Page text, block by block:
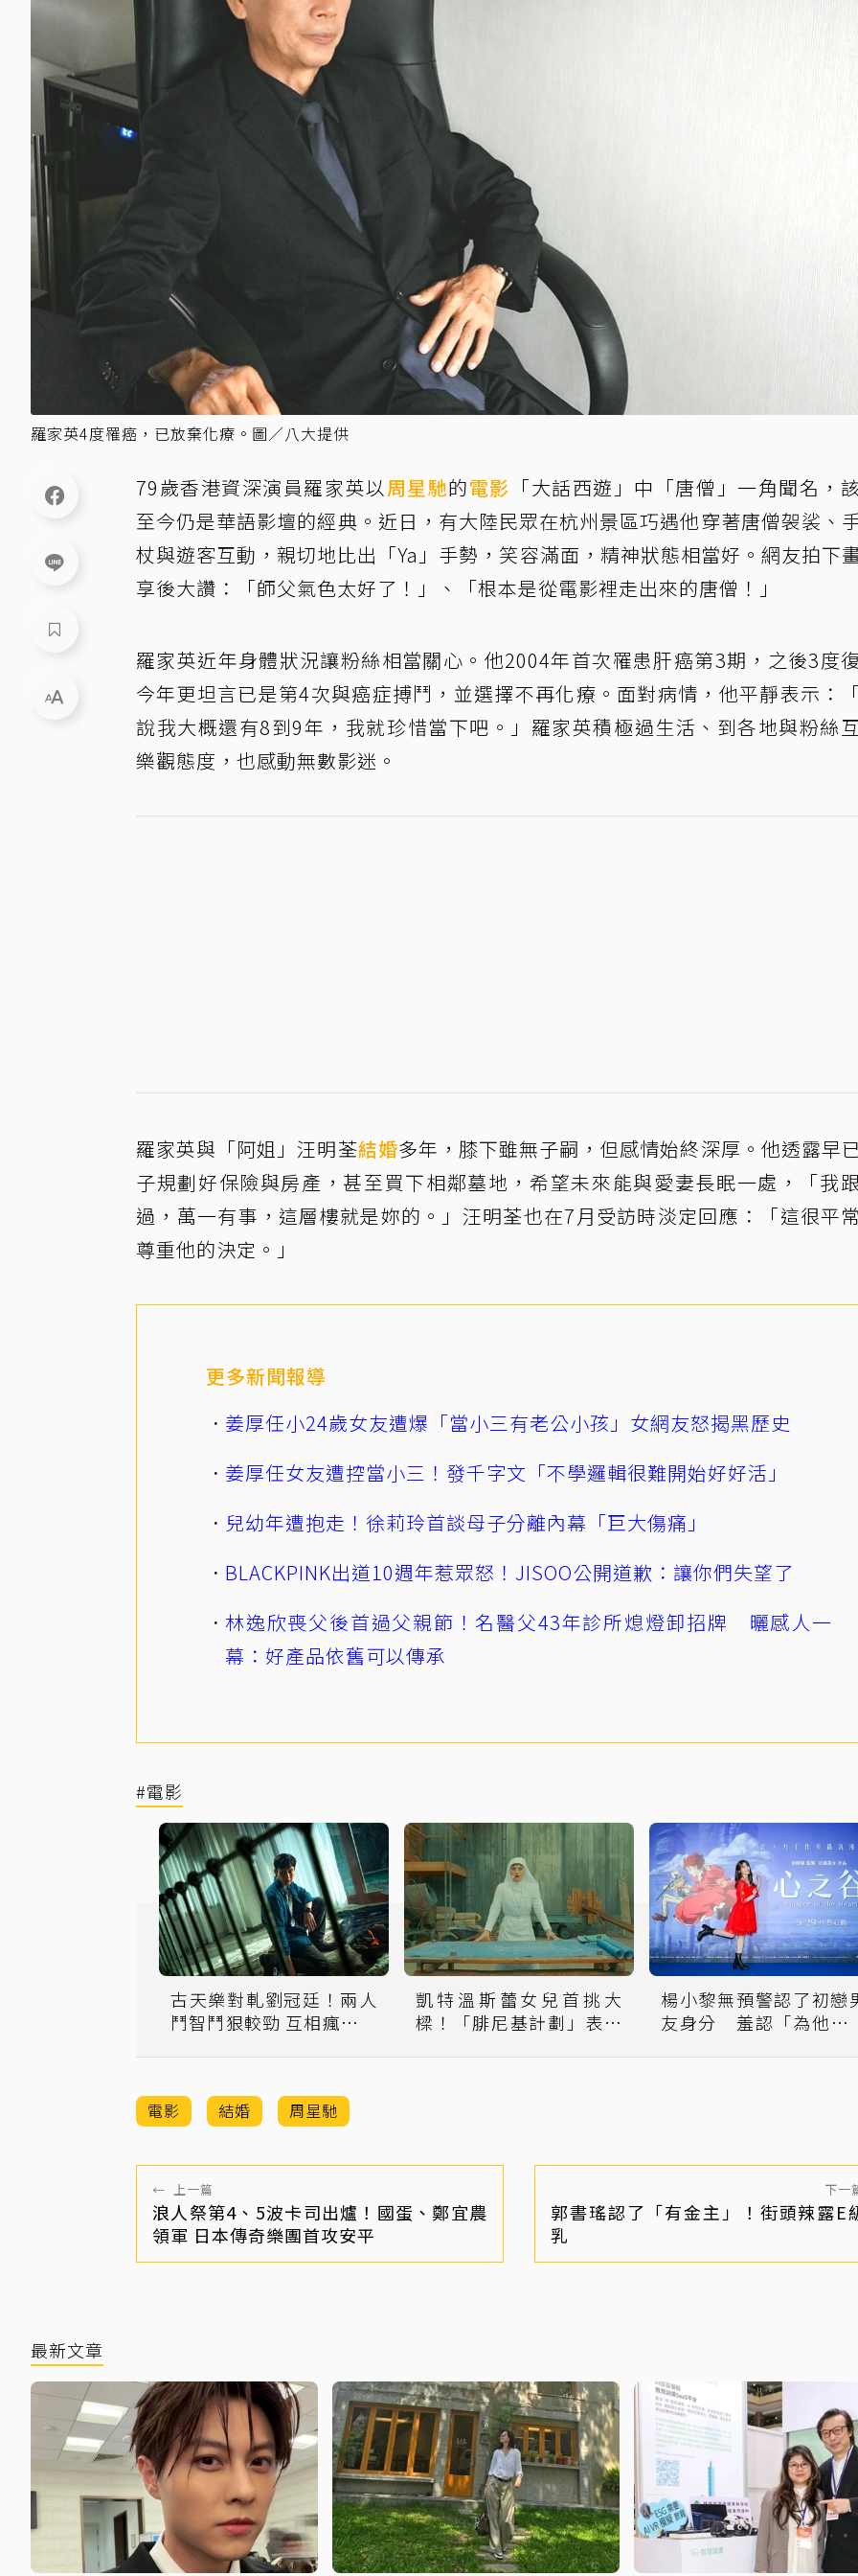
羅家英4度罹癌，已放棄化療。圖／八大提供
79歲香港資深演員羅家英以周星馳的電影 「大話西遊」中「唐僧」一角聞名，
至今仍是華語影壇的經典。近日，有大陸民眾在杭州景區巧遇他穿著唐僧袈裟、
杖與遊客互動，親切地比出「Ya」手勢，笑容滿面，精神狀態相當好。網友拍下
享後大讚：「師父氣色太好了！」、「根本是從電影裡走出來的唐僧！」
羅家英近年身體狀況讓粉絲相當關心。他2004年首次罹患肝癌第3期，之後3度
今年更坦言已是第4次與癌症搏鬥，並選擇不再化療。面對病情，他平靜表示：
說我大概還有8到9年，我就珍惜當下吧。」羅家英積極過生活、到各地與粉絲
樂觀態度，也感動無數影迷。
羅家英與「阿姐」汪明荃結婚多年，膝下雖無子嗣，但感情始終深厚。他透露早
子規劃好保險與房產，甚至買下相鄰墓地，希望未來能與愛妻長眠一處，「我
過，萬一有事，這層樓就是妳的。」汪明荃也在7月受訪時淡定回應：「這很平
尊重他的決定。」
更多新聞報導
姜厚任小24歲女友遭爆「當小三有老公小孩」女網友怒揭黑歷史
姜厚任女友遭控當小三！發千字文「不學邏輯很難開始好好活」
兒幼年遭抱走！徐莉玲首談母子分離內幕「巨大傷痛」
BLACKPINK出道10週年惹眾怒！JISOO公開道歉：讓你們失望了
林逸欣喪父後首過父親節！名醫父43年診所熄燈卸招牌 曬感人一
幕：好產品依舊可以傳承
#電影
古天樂對軋劉冠廷！兩人
鬥智鬥狠較勁 互相瘋狂大
凱特溫斯蕾女兒首挑大
樑！「腓尼基計劃」表現
楊小黎無預警認了初戀
友身分 羞認「為他掉眼
電影 結婚 周星馳
← 上一篇
浪人祭第4、5波卡司出爐！國蛋、鄭宜農
領軍 日本傳奇樂團首攻安平
下一
郭書瑤認了「有金主」！街頭辣露E
乳
最新文章